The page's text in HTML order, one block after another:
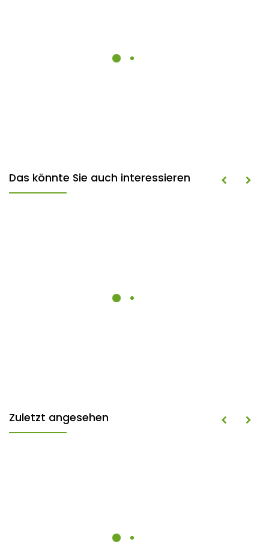
Das könnte Sie auch interessieren
Zuletzt angesehen